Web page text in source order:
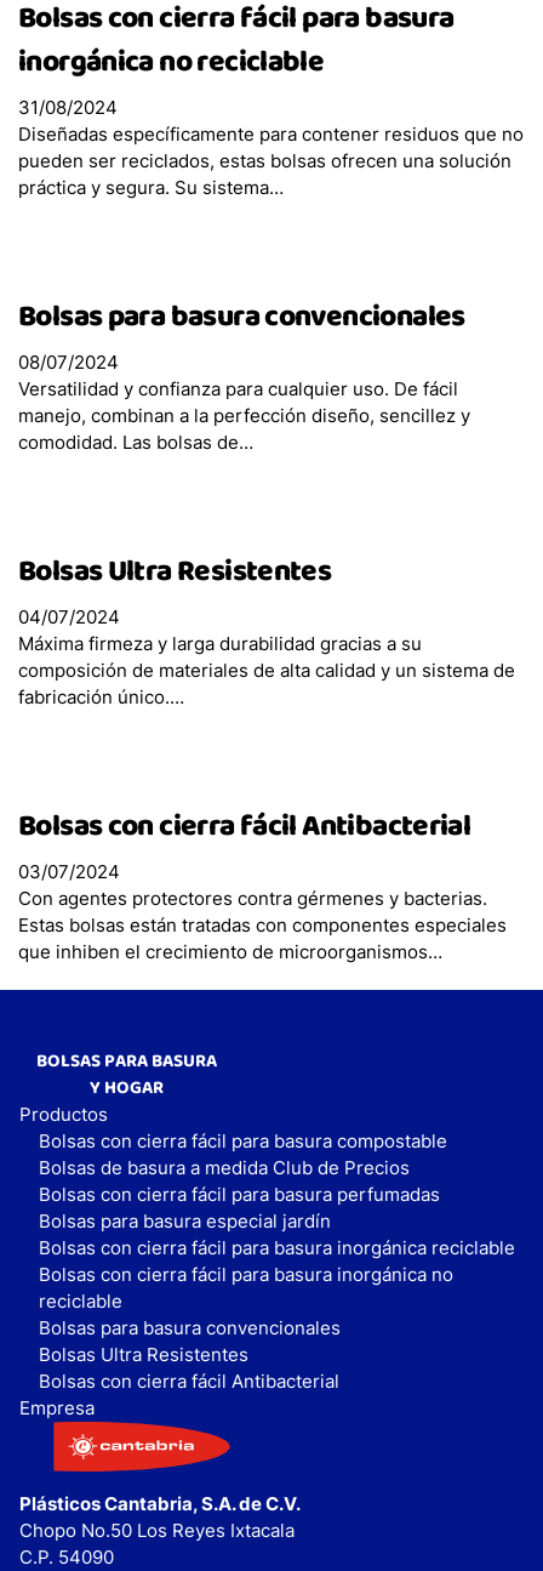
Bolsas con cierra fácil para basura
inorgánica no reciclable
31/08/2024
Diseñadas específicamente para contener residuos que no
pueden ser reciclados, estas bolsas ofrecen una solución
práctica y segura. Su sistema…
Bolsas para basura convencionales
08/07/2024
Versatilidad y confianza para cualquier uso. De fácil
manejo, combinan a la perfección diseño, sencillez y
comodidad. Las bolsas de…
Bolsas Ultra Resistentes
04/07/2024
Máxima firmeza y larga durabilidad gracias a su
composición de materiales de alta calidad y un sistema de
fabricación único.…
Bolsas con cierra fácil Antibacterial
03/07/2024
Con agentes protectores contra gérmenes y bacterias.
Estas bolsas están tratadas con componentes especiales
que inhiben el crecimiento de microorganismos…
BOLSAS PARA BASURA
Y HOGAR
Productos
Bolsas con cierra fácil para basura compostable
Bolsas de basura a medida Club de Precios
Bolsas con cierra fácil para basura perfumadas
Bolsas para basura especial jardín
Bolsas con cierra fácil para basura inorgánica reciclable
Bolsas con cierra fácil para basura inorgánica no
reciclable
Bolsas para basura convencionales
Bolsas Ultra Resistentes
Bolsas con cierra fácil Antibacterial
Empresa
Plásticos Cantabria, S.A. de C.V.
Chopo No.50 Los Reyes Ixtacala
C.P. 54090